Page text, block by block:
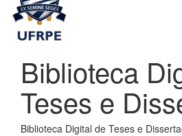
Biblioteca
Teses e
Biblioteca Digital de Teses e